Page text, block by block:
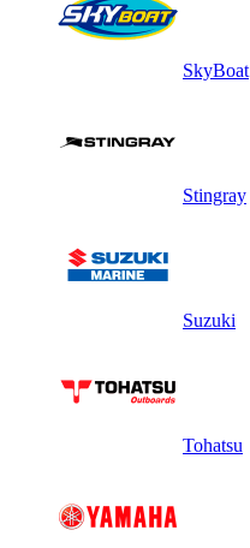
SkyBoat
Stingray
Suzuki
Tohatsu